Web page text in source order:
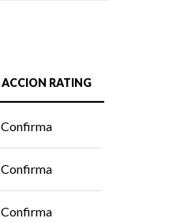
ACCION RATING
Confirma
Confirma
Confirma